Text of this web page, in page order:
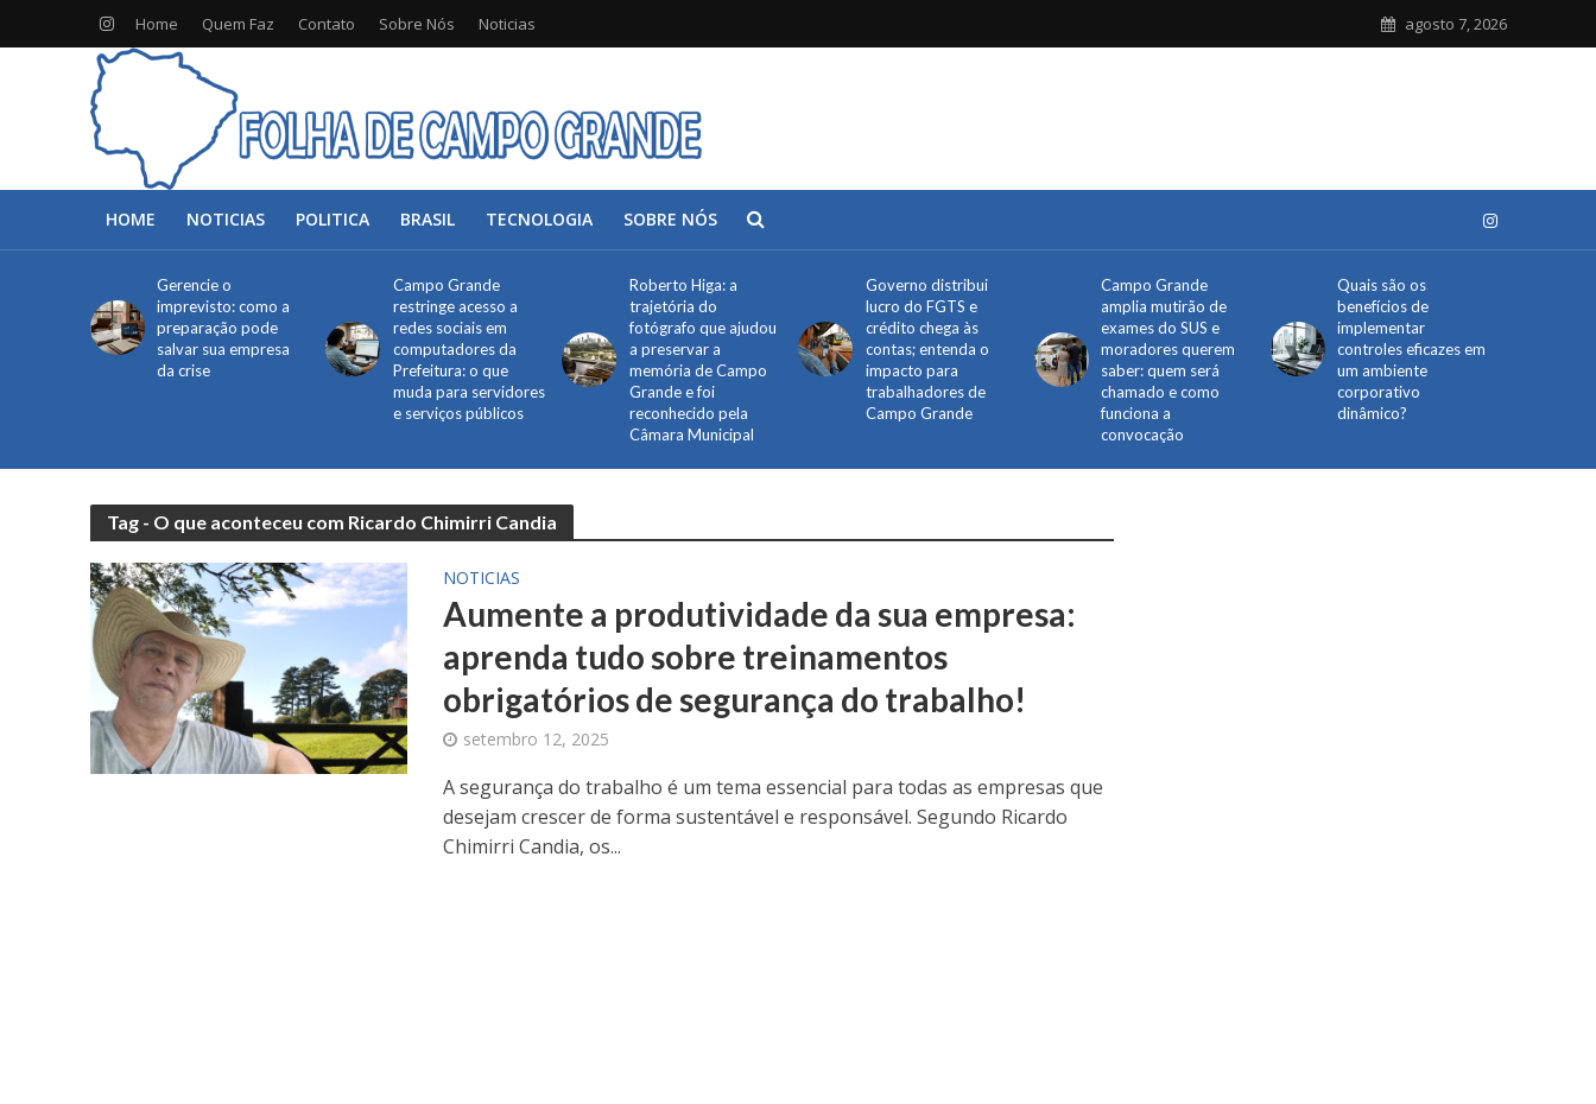
Home Quem Faz Contato Sobre Nós Noticias agosto 7, 2026
HOME NOTICIAS POLITICA BRASIL TECNOLOGIA SOBRE NÓS
Gerencie o
imprevisto: como a
preparação pode
salvar sua empresa
da crise
Campo Grande
restringe acesso a
redes sociais em
computadores da
Prefeitura: o que
muda para servidores
e serviços públicos
Roberto Higa: a
trajetória do
fotógrafo que ajudou
a preservar a
memória de Campo
Grande e foi
reconhecido pela
Câmara Municipal
Governo distribui
lucro do FGTS e
crédito chega às
contas; entenda o
impacto para
trabalhadores de
Campo Grande
Campo Grande
amplia mutirão de
exames do SUS e
moradores querem
saber: quem será
chamado e como
funciona a
convocação
Quais são os
benefícios de
implementar
controles eficazes em
um ambiente
corporativo
dinâmico?
Tag - O que aconteceu com Ricardo Chimirri Candia
NOTICIAS
Aumente a produtividade da sua empresa:
aprenda tudo sobre treinamentos
obrigatórios de segurança do trabalho!
setembro 12, 2025
A segurança do trabalho é um tema essencial para todas as empresas que
desejam crescer de forma sustentável e responsável. Segundo Ricardo
Chimirri Candia, os...